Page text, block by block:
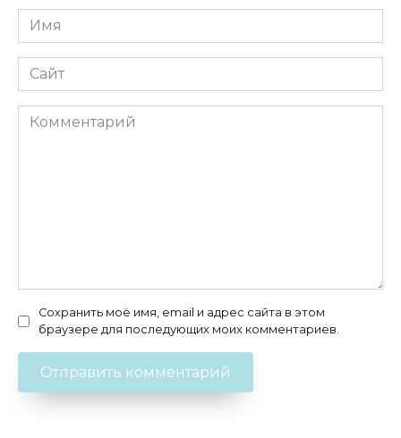
Имя
*
Сайт
Комментарий
Сохранить моё имя, email и адрес сайта в этом
браузере для последующих моих комментариев.